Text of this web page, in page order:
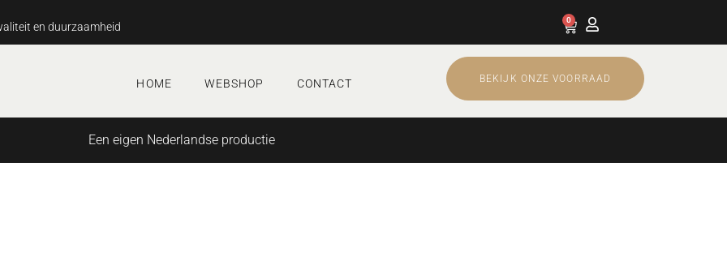
en duurzaamheid
0
Cart
HOME WEBSHOP CONTACT BEKIJK ONZE VOORRAAD
Een eigen Nederlandse productie